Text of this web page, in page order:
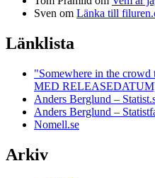
Sven om Länka till
Länklista
"Somewhere in the
MED
Anders Berglund –
Anders Berglund –
Nomell.se
Arkiv